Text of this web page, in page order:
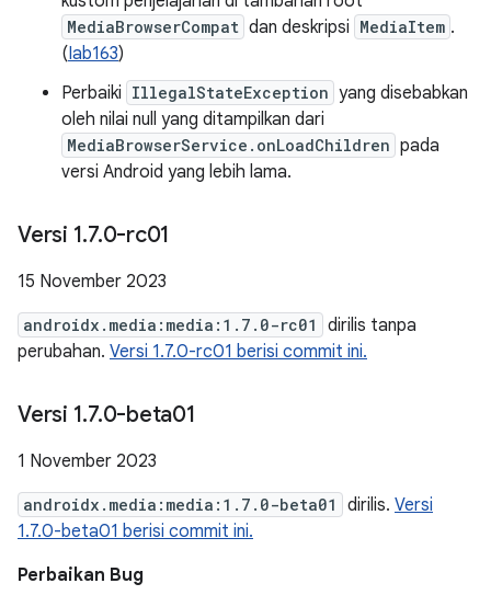
MediaBrowserCompat dan deskripsi MediaItem .
(Iab163)
Perbaiki IllegalStateException yang disebabkan
oleh nilai null yang ditampilkan dari
MediaBrowserService.onLoadChildren pada
versi Android yang lebih lama.
Versi 1.7.0-rc01
15 November 2023
androidx.media:media:1.7.0-rc01
dirilis tanpa
perubahan. Versi 1.7.0-rc01 berisi commit ini.
Versi 1.7.0-beta01
1 November 2023
androidx.media:media:1.7.0-beta01 dirilis. Versi
1.7.0-beta01 berisi commit ini.
Perbaikan Bug